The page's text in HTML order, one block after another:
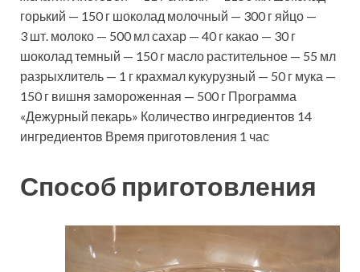
горький — 150 г шоколад молочный — 300 г яйцо —
3 шт. молоко — 500 мл сахар — 40 г какао — 30 г
шоколад темный — 150 г масло растительное — 55 мл
разрыхлитель — 1 г крахмал кукурузный — 50 г мука —
150 г вишня замороженная — 500 г Программа
«Дежурный пекарь» Количество ингредиентов 14
ингредиентов Время приготовления 1 час
Способ приготовления